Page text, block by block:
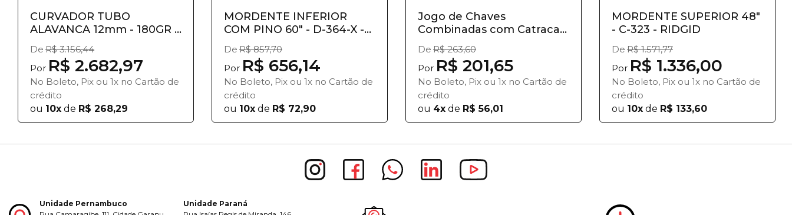
CURVADOR TUBO
ALAVANCA 12mm - 180GR -
412M - RI...
De R$ 3.156,44
Por R$ 2.682,97
No Boleto, Pix ou 1x no Cartão de
crédito
ou 10x de R$ 268,29
MORDENTE INFERIOR
COM PINO 60" - D-364-X -
RIDGID
De R$ 857,70
Por R$ 656,14
No Boleto, Pix ou 1x no Cartão de
crédito
ou 10x de R$ 72,90
Jogo de Chaves
Combinadas com Catraca 5
Peças T...
De R$ 263,60
Por R$ 201,65
No Boleto, Pix ou 1x no Cartão de
crédito
ou 4x de R$ 56,01
MORDENTE SUPERIOR 48"
- C-323 - RIDGID
De R$ 1.571,77
Por R$ 1.336,00
No Boleto, Pix ou 1x no Cartão de
crédito
ou 10x de R$ 133,60
Unidade Pernambuco
Unidade Paraná